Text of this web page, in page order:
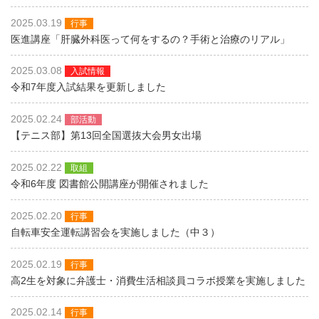
2025.03.19 行事
医進講座「肝臓外科医って何をするの？手術と治療のリアル」
2025.03.08 入試情報
令和7年度入試結果を更新しました
2025.02.24 部活動
【テニス部】第13回全国選抜大会男女出場
2025.02.22 取組
令和6年度 図書館公開講座が開催されました
2025.02.20 行事
自転車安全運転講習会を実施しました（中３）
2025.02.19 行事
高2生を対象に弁護士・消費生活相談員コラボ授業を実施しました
2025.02.14 行事